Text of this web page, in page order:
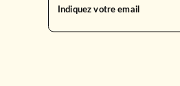
Indiquez votre email